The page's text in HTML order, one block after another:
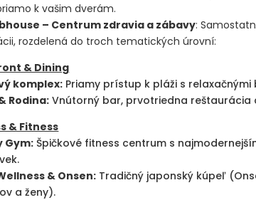
k vašim dverám.
– Centrum zdravia a zábavy:
rozdelená do troch tematických úrovní:
& Dining
komplex: Priamy prístup k pláži s
Rodina: Vnútorný bar, prvotriedna reštaurácia
& Fitness
Gym: Špičkové fitness centrum s
& Onsen: Tradičný japonský kúpeľ
a ženy).